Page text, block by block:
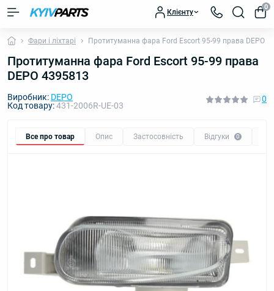
Клієнту
0
Фари і ліхтарі Протитуманна фара Ford Escort 95-99 права DEPO
Протитуманна фара Ford Escort 95-99 права
DEPO 4395813
Виробник: DEPO
Код товару:431-2006R-UE-03
0
Все про товар Опис Застосовність Відгуки 0